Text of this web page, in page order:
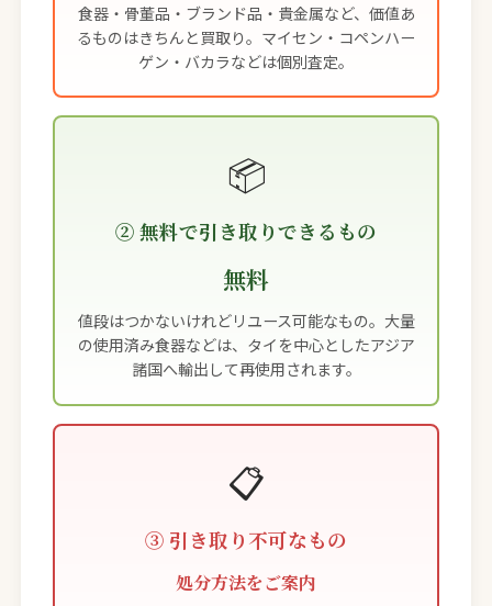
食器・骨董品・ブランド品・貴金属など、価値あ
るものはきちんと買取り。マイセン・コペンハー
ゲン・バカラなどは個別査定。
📦
② 無料で引き取りできるもの
無料
値段はつかないけれどリユース可能なもの。大量
の使用済み食器などは、タイを中心としたアジア
諸国へ輸出して再使用されます。
📋
③ 引き取り不可なもの
処分方法をご案内